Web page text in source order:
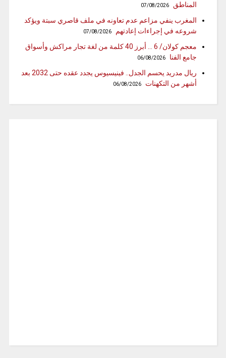
المناطق
07/08/2026
المغرب ينفي مزاعم عدم تعاونه في ملف قاصري سبتة ويؤكد
شروعه في إجراءات إعادتهم
07/08/2026
معجم كولان/ 6 … أبرز 40 كلمة من لغة تجار مراكش وأسواق
جامع الفنا
06/08/2026
ريال مدريد يحسم الجدل.. فينيسيوس يجدد عقده حتى 2032 بعد
أشهر من التكهنات
06/08/2026